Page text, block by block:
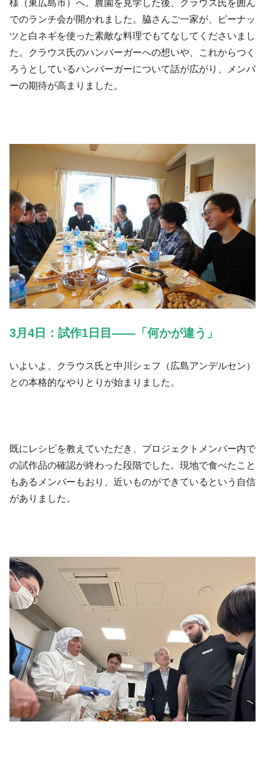
様（東広島市）へ。農園を見学した後、クラウス氏を囲ん
でのランチ会が開かれました。脇さんご一家が、ピーナッ
ツと白ネギを使った素敵な料理でもてなしてくださいまし
た。クラウス氏のハンバーガーへの想いや、これからつく
ろうとしているハンバーガーについて話が広がり、メンバ
ーの期待が高まりました。
3月4日：試作1日目——「何かが違う」
いよいよ、クラウス氏と中川シェフ（広島アンデルセン）
との本格的なやりとりが始まりました。
既にレシピを教えていただき、プロジェクトメンバー内で
の試作品の確認が終わった段階でした。現地で食べたこと
もあるメンバーもおり、近いものができているという自信
がありました。